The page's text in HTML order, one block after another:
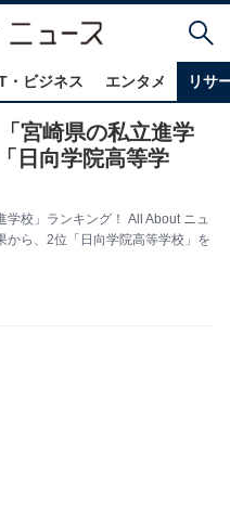
・ビジネス エンタメ リサ
宮崎県の私立進学
日向学院高等学
校」ランキング！ All About ニュ
から、2位「日向学院高等学校」を